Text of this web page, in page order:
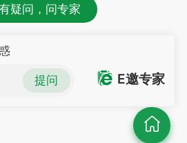
疑问，问专家
提问 E邀专家